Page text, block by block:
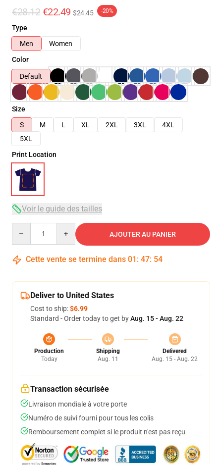
€28.12 €22.49 $24.45 -20%
Type
Men
Women
Color
Default
Size
S
M L XL 2XL 3XL
4XL
5XL
Print Location
Voir le guide des tailles
AJOUTER AU PANIER
Cette vente se termine dans 01 : 47: 54
Deliver to United States
Cost to ship:$6.99
Standard - Order today to get byAug. 15 - Aug. 22
Production
Today
Shipping
Aug. 11
Delivered
Aug. 15 - Aug. 22
Transaction sécurisée
Livraison mondiale à votre porte
Numéro de suivi fourni pour tous les colis
Remboursement complet si le produit n'est pas reçu